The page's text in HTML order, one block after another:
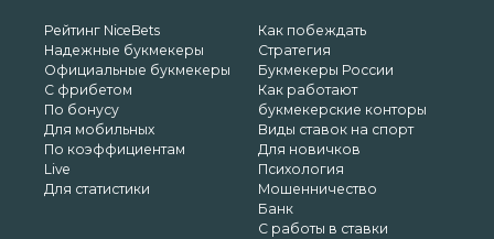
Рейтинг NiceBets
Надежные букмекеры
Официальные букмекеры
С фрибетом
По бонусу
Для мобильных
По коэффициентам
Live
Для статистики
Как побеждать
Стратегия
Букмекеры России
Как работают
букмекерские конторы
Виды ставок на спорт
Для новичков
Психология
Мошенничество
Банк
С работы в ставки